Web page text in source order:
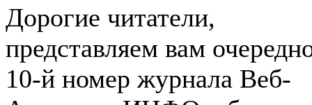
Дорогие читатели,
представляем вам
10-й номер журнала Веб-